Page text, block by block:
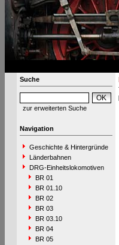
Suche
zur erweiterten Suche
Navigation
Geschichte & Hintergründe
Länderbahnen
DRG-Einheitslokomotiven
BR 01
BR 01.10
BR 02
BR 03
BR 03.10
BR 04
BR 05